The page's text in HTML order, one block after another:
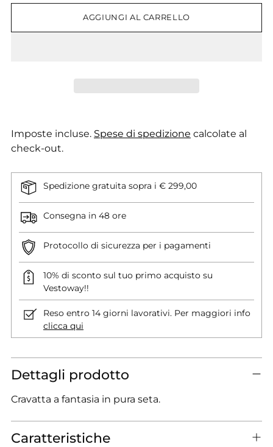
AGGIUNGI AL CARRELLO
Imposte incluse. Spese di spedizione calcolate al
check-out.
Spedizione gratuita sopra i € 299,00
Consegna in 48 ore
Protocollo di sicurezza per i pagamenti
10% di sconto sul tuo primo acquisto su
Vestoway!!
Reso entro 14 giorni lavorativi. Per maggiori info
clicca qui
Dettagli prodotto
Cravatta a fantasia in pura seta.
Caratteristiche